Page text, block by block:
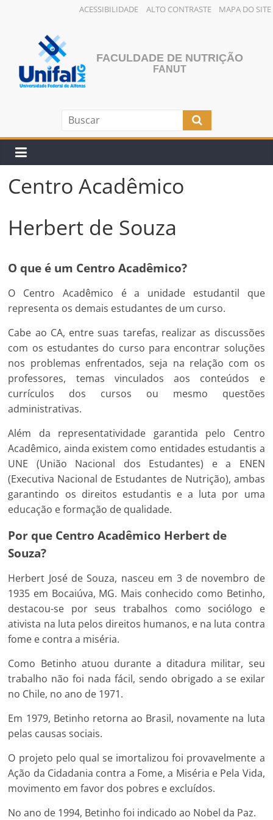
ACESSIBILIDADE ALTO CONTRASTE MAPA DO SITE
conteúdo
FACULDADE DE NUTRIÇÃO
FANUT
Centro Acadêmico
Herbert de Souza
O que é um Centro Acadêmico?
O Centro Acadêmico é a unidade estudantil que
representa os demais estudantes de um curso.
Cabe ao CA, entre suas tarefas, realizar as discussões
com os estudantes do curso para encontrar soluções
nos problemas enfrentados, seja na relação com os
professores, temas vinculados aos conteúdos e
currículos dos cursos ou mesmo questões
administrativas.
Além da representatividade garantida pelo Centro
Acadêmico, ainda existem como entidades estudantis a
UNE (União Nacional dos Estudantes) e a ENEN
(Executiva Nacional de Estudantes de Nutrição), ambas
garantindo os direitos estudantis e a luta por uma
educação e formação de qualidade.
Por que Centro Acadêmico Herbert de
Souza?
Herbert José de Souza, nasceu em 3 de novembro de
1935 em Bocaiúva, MG. Mais conhecido como Betinho,
destacou-se por seus trabalhos como sociólogo e
ativista na luta pelos direitos humanos, e na luta contra
fome e contra a miséria.
Como Betinho atuou durante a ditadura militar, seu
trabalho não foi nada fácil, sendo obrigado a se exilar
no Chile, no ano de 1971.
Em 1979, Betinho retorna ao Brasil, novamente na luta
pelas causas sociais.
O projeto pelo qual se imortalizou foi provavelmente a
Ação da Cidadania contra a Fome, a Miséria e Pela Vida,
movimento em favor dos pobres e excluídos.
No ano de 1994, Betinho foi indicado ao Nobel da Paz.